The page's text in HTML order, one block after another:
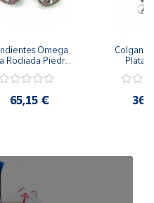
Omega
Rodiada Piedras
65,15 €
Plata